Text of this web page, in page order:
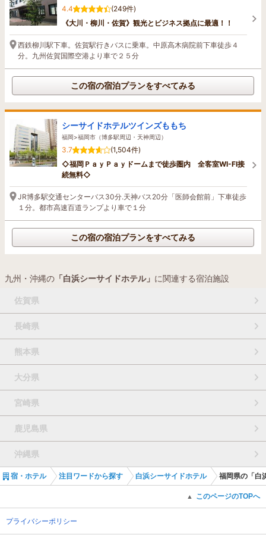
4.4
(249件)
《大川・柳川・佐賀》観光とビジネス拠点に最適！！
西鉄柳川駅下車。佐賀駅行きバスに乗車。中原高木病院前下車徒歩４
分。九州佐賀国際空港より車で２５分
この宿の宿泊プランをすべてみる
シーサイドホテルツインズももち
福岡>福岡市（博多駅周辺・天神周辺）
3.7
(1,504件)
◇福岡ＰａｙＰａｙドームまで徒歩圏内 全客室WI-FI接
続無料◇
JR博多駅交通センターバス30分.天神バス20分「医師会館前」下車徒歩
１分。都市高速百道ランプより車で１分
この宿の宿泊プランをすべてみる
九州・沖縄の 「白浜シーサイドホテル」 に関連する宿泊施設
佐賀県
長崎県
熊本県
大分県
宮崎県
鹿児島県
沖縄県
宿・ホテル 注目ワードから探す 白浜シーサイドホテル 福岡県の「白
▲ このページのTOPへ
プライバシーポリシー